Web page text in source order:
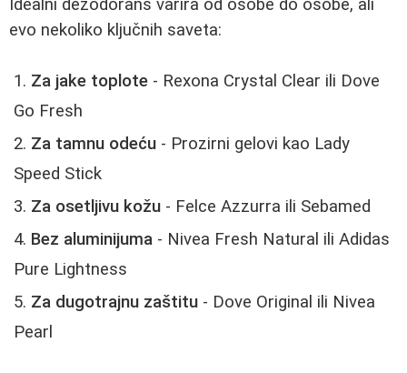
Idealni dezodorans varira od osobe do osobe, ali
evo nekoliko ključnih saveta:
Za jake toplote - Rexona Crystal Clear ili Dove
Go Fresh
Za tamnu odeću - Prozirni gelovi kao Lady
Speed Stick
Za osetljivu kožu - Felce Azzurra ili Sebamed
Bez aluminijuma - Nivea Fresh Natural ili Adidas
Pure Lightness
Za dugotrajnu zaštitu - Dove Original ili Nivea
Pearl